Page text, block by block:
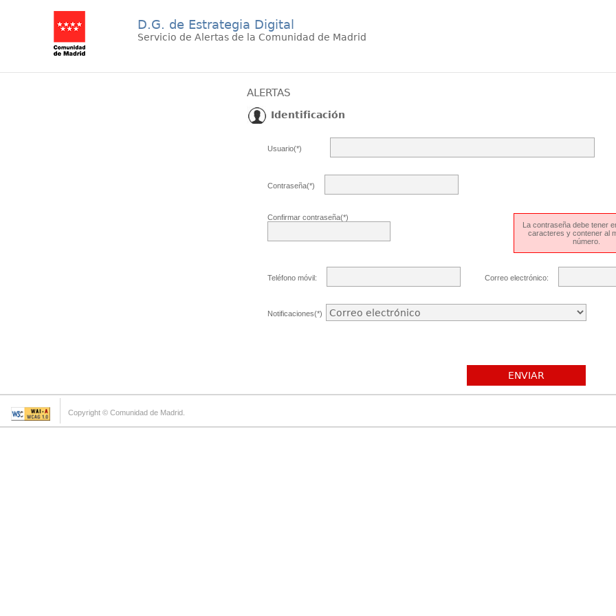
D.G. de Estrategia Digital
Servicio de Alertas de la Comunidad de Madrid
ALERTAS
Identificación
Usuario(*)
Contraseña(*)
Confirmar contraseña(*)
La contraseña debe tener
caracteres y contener al
número.
Teléfono móvil: Correo electrónico:
Notificaciones(*)
ENVIAR
Copyright © Comunidad de Madrid.